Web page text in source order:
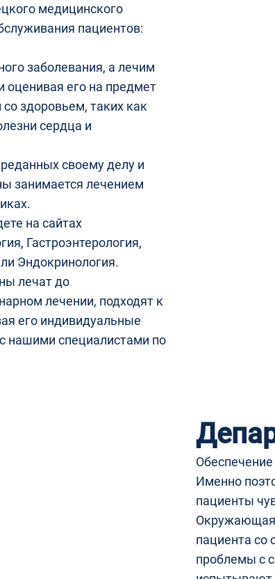
медицинского
пациентов:
заболевания, а лечим
оценивая его на предмет
здоровьем, таких как
сердца и
своему делу и
занимается лечением
на сайтах
Гастроэнтерология,
Эндокринология.
лечат до
лечении, подходят к
его индивидуальные
нашими специалистами по
Именно
пациенты
Окружающая
пациента со
проблемы с